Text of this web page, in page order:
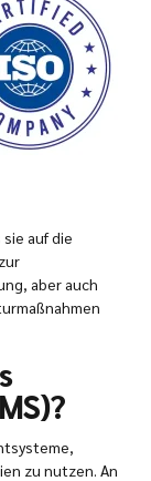
auf die
aber auch
zu nutzen. An